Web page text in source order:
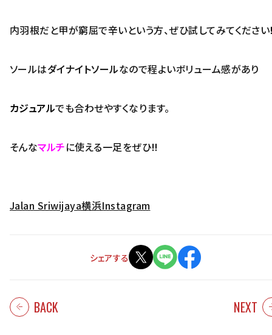
内羽根だと甲が窮屈で辛いという方、ぜひ試してみてください
ソールはダイナイトソールなので程よいボリューム感があり
カジュアルでも合わせやすくなります。
そんなマルチに使える一足をぜひ‼
Jalan Sriwijaya横浜Instagram
シェアする
BACK NEXT